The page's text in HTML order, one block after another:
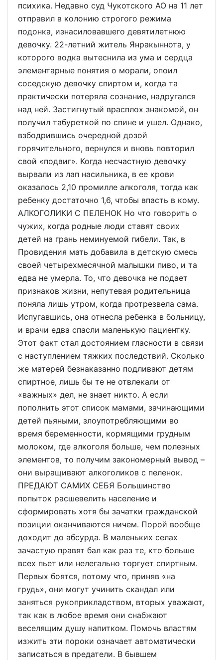
психика. Недавно суд Чукотского АО на 11 лет
отправил в колонию строгого режима
подонка, изнасиловавшего девятилетнюю
девочку. 22-летний житель Янракыннота, у
которого водка вытеснила из ума и сердца
элементарные понятия о морали, опоил
соседскую девочку спиртом и, когда та
практически потеряла сознание, надругался
над ней. Застигнутый врасплох знакомой, он
получил табуреткой по спине и ушел. Однако,
взбодрившись очередной дозой
горячительного, вернулся и вновь повторил
свой «подвиг». Когда несчастную девочку
вырвали из лап насильника, в ее крови
оказалось 2,10 промилле алкоголя, тогда как
ребенку достаточно 1,6, чтобы впасть в кому.
АЛКОГОЛИКИ С ПЕЛЕНОК Но что говорить о
чужих, когда родные люди ставят своих
детей на грань неминуемой гибели. Так, в
Провидения мать добавила в детскую смесь
своей четырехмесячной малышки пиво, и та
едва не умерла. То, что девочка не подает
признаков жизни, непутевая родительница
поняла лишь утром, когда протрезвела сама.
Испугавшись, она отнесла ребенка в больницу,
и врачи едва спасли маленькую пациентку.
Этот факт стал достоянием гласности в связи
с наступлением тяжких последствий. Сколько
же матерей безнаказанно подливают детям
спиртное, лишь бы те не отвлекали от
«важных» дел, не знает никто. А если
пополнить этот список мамами, зачинающими
детей пьяными, злоупотребляющими во
время беременности, кормящими грудным
молоком, где алкоголя больше, чем полезных
элементов, то получим закономерный вывод –
они выращивают алкоголиков с пеленок.
ПРЕДАЮТ САМИХ СЕБЯ Большинство
попыток расшевелить население и
сформировать хотя бы зачатки гражданской
позиции оканчиваются ничем. Порой вообще
доходит до абсурда. В маленьких селах
зачастую правят бал как раз те, кто больше
всех пьет или нелегально торгует спиртным.
Первых боятся, потому что, приняв «на
грудь», они могут учинить скандал или
заняться рукоприкладством, вторых уважают,
так как в любое время они снабжают
веселящим душу напитком. Помочь властям
изжить эти пороки означает автоматически
записаться в предатели. В бывшем